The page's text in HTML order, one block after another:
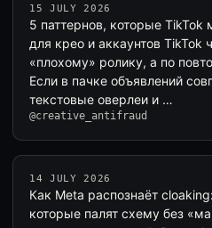
15 JULY 2026
5 паттернов, которые TikTok
для крео и аккаунтов TikTok
«плохому» ролику, а по
Если в пачке объявлений
текстовые оверлеи и …
@creative_antifraud
14 JULY 2026
Как Meta распознаёт
которые палят схему без